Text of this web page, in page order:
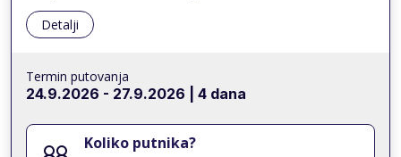
Detalji
Termin putovanja
24.9.2026 - 27.9.2026 | 4 dana
Koliko putnika?